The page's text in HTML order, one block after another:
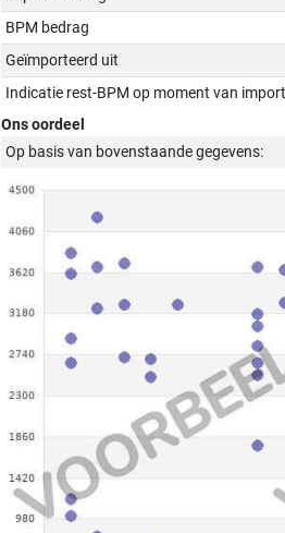
BPM bedrag
Geïmporteerd uit
Indicatie rest-BPM op moment van
Ons oordeel
Op basis van bovenstaande gegevens: